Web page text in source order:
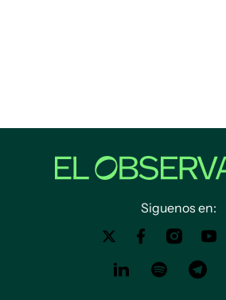
Siguenos en: